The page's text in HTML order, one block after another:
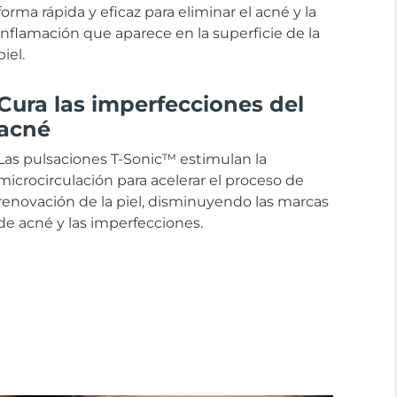
rápida y eficaz para eliminar el acné y la
que aparece en la superficie de la
las imperfecciones del
pulsaciones T-Sonic™ estimulan la
para acelerar el proceso de
de la piel, disminuyendo las marcas
acné y las imperfecciones.